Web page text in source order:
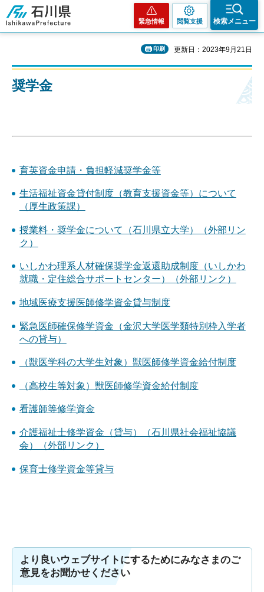
石川県
緊急情報 閲覧支援 検索メニュー
印刷 更新日：2023年9月21日
奨学金
育英資金申請・負担軽減奨学金等
生活福祉資金貸付制度（教育支援資金等）について
（厚生政策課）
授業料・奨学金について（石川県立大学）（外部リン
ク）
いしかわ理系人材確保奨学金返還助成制度（いしかわ
就職・定住総合サポートセンター）（外部リンク）
地域医療支援医師修学資金貸与制度
緊急医師確保修学資金（金沢大学医学類特別枠入学者
への貸与）
（獣医学科の大学生対象）獣医師修学資金給付制度
（高校生等対象）獣医師修学資金給付制度
看護師等修学資金
介護福祉士修学資金（貸与）（石川県社会福祉協議
会）（外部リンク）
保育士修学資金等貸与
より良いウェブサイトにするためにみなさまのご
意見をお聞かせください